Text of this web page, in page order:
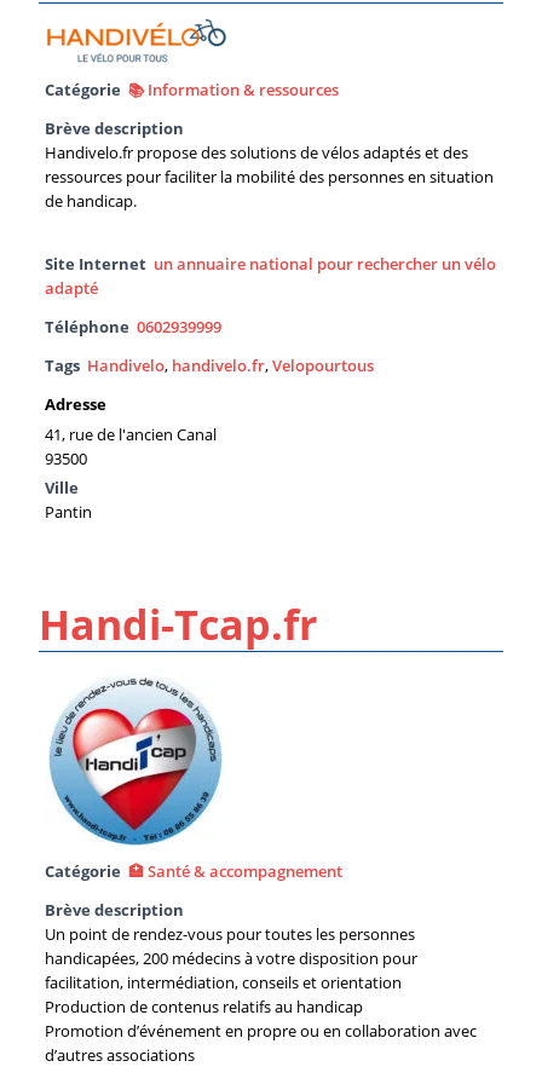
Catégorie 📚 Information & ressources
Brève description
Handivelo.fr propose des solutions de vélos adaptés et des
ressources pour faciliter la mobilité des personnes en situation
de handicap.
Site Internet un annuaire national pour rechercher un vélo
adapté
Téléphone 0602939999
Tags Handivelo, handivelo.fr,Velopourtous
Adresse
41, rue de l'ancien Canal
93500
Ville
Pantin
Handi-Tcap.fr
Catégorie 🏥 Santé & accompagnement
Brève description
Un point de rendez-vous pour toutes les personnes
handicapées, 200 médecins à votre disposition pour
facilitation, intermédiation, conseils et orientation
Production de contenus relatifs au handicap
Promotion d’événement en propre ou en collaboration avec
d’autres associations